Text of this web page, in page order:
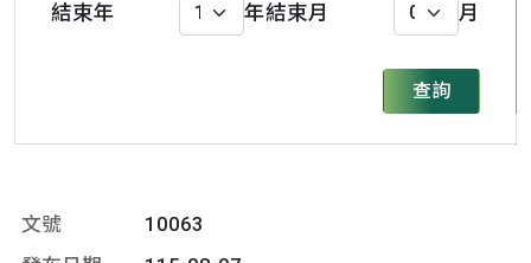
結束年 年結束月 月
查詢
10063